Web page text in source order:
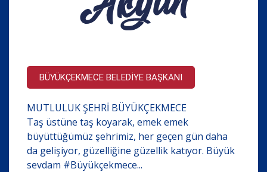
BÜYÜKÇEKMECE BELEDİYE BAŞKANI
MUTLULUK ŞEHRİ BÜYÜKÇEKMECE
Taş üstüne taş koyarak, emek emek
büyüttüğümüz şehrimiz, her geçen gün daha
da gelişiyor, güzelliğine güzellik katıyor. Büyük
sevdam #Büyükçekmece...